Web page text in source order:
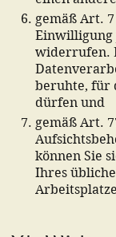
gemäß Art.
Einwilligung
widerrufen.
beruhte, für
dürfen und
gemäß Art.
können Sie
Ihres